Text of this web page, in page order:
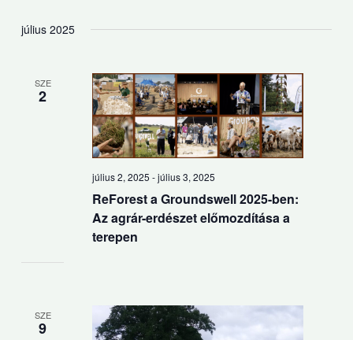
július 2025
SZE
2
ReForest a Groundswell 2025-ben:
Az agrár-erdészet előmozdítása a
terepen
július 2, 2025 -július 3, 2025
SZE
9